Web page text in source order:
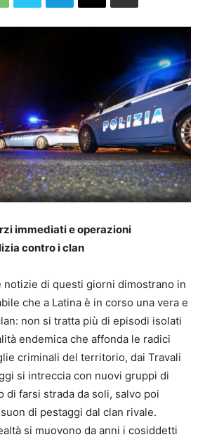
immediati e operazioni
contro i clan
notizie di questi giorni dimostrano in
che a Latina è in corso una vera e
non si tratta più di episodi isolati
endemica che affonda le radici
criminali del territorio, dai Travali
si intreccia con nuovi gruppi di
di farsi strada da soli, salvo poi
suon di pestaggi dal clan rivale.
si muovono da anni i cosiddetti